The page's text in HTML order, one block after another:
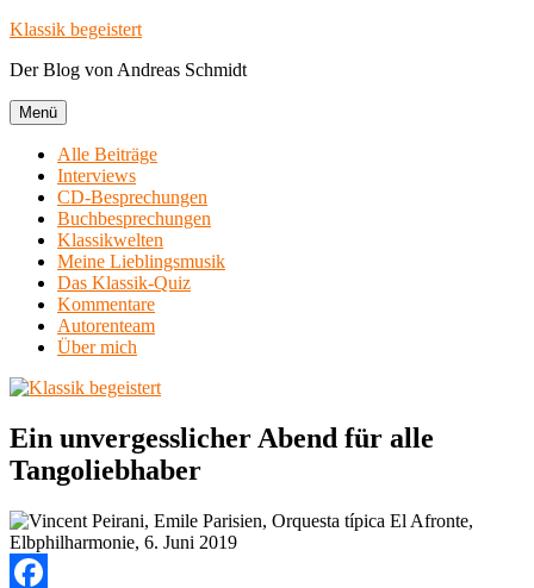
Zum
springen
Klassik begeistert
Der Blog von Andreas Schmidt
Menü
Alle Beiträge
Interviews
CD-Besprechungen
Buchbesprechungen
Klassikwelten
Meine Lieblingsmusik
Das Klassik-Quiz
Kommentare
Autorenteam
Über mich
Ein unvergesslicher Abend für alle
Tangoliebhaber